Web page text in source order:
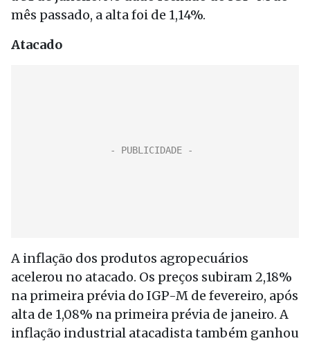
mês passado, a alta foi de 1,14%.
Atacado
A inflação dos produtos agropecuários
acelerou no atacado. Os preços subiram 2,18%
na primeira prévia do IGP-M de fevereiro, após
alta de 1,08% na primeira prévia de janeiro. A
inflação industrial atacadista também ganhou